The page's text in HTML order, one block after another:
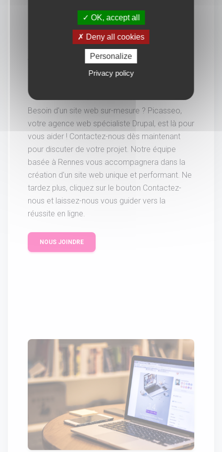
Vous souhaitez en savoir
Besoin d'un site web sur-mesure ? Picasseo,
votre agence web spécialiste Drupal, est là pour
vous aider ! Contactez-nous dès maintenant
pour discuter de votre projet. Notre équipe
basée à Rennes vous accompagnera dans la
création d'un site web unique et performant. Ne
tardez plus, cliquez sur le bouton Contactez-
nous et laissez-nous vous guider vers la
réussite en ligne.
NOUS JOINDRE
OK, accept all
Deny all cookies
Personalize
Privacy policy